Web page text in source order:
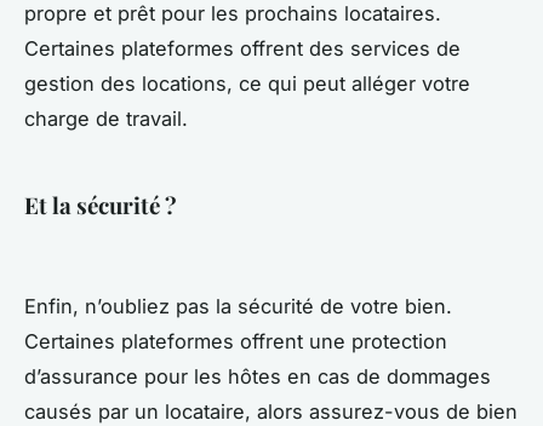
propre et prêt pour les prochains locataires.
Certaines plateformes offrent des services de
gestion des locations, ce qui peut alléger votre
charge de travail.
Et la sécurité ?
Enfin, n’oubliez pas la sécurité de votre bien.
Certaines plateformes offrent une protection
d’assurance pour les hôtes en cas de dommages
causés par un locataire, alors assurez-vous de bien